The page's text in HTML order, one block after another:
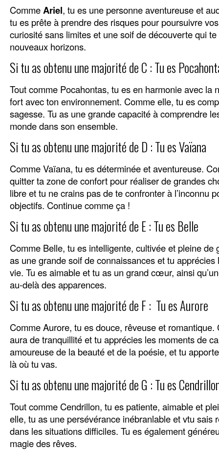
CommeAriel, tu es une personne aventureuse et
tu es prête à prendre des risques pour poursuivre
curiosité sans limites et une soif de découverte qui
nouveaux horizons.
Si tu as obtenu une majorité de C : Tu es
Tout comme Pocahontas, tu es en harmonie avec la
fort avec ton environnement. Comme elle, tu es
sagesse. Tu as une grande capacité à comprendre
monde dans son ensemble.
Si tu as obtenu une majorité de D : Tu es Vaïana
Comme Vaïana, tu es déterminée et aventureuse.
quitter ta zone de confort pour réaliser de grandes
libre et tu ne crains pas de te confronter à l’inconnu
objectifs. Continue comme ça !
Si tu as obtenu une majorité de E : Tu es Belle
Comme Belle, tu es intelligente, cultivée et pleine de
as une grande soif de connaissances et tu
vie. Tu es aimable et tu as un grand cœur, ainsi
au-delà des apparences.
Si tu as obtenu une majorité de F : Tu es Aurore
Comme Aurore, tu es douce, rêveuse et
aura de tranquillité et tu apprécies les moments de
amoureuse de la beauté et de la poésie, et tu
là où tu vas.
Si tu as obtenu une majorité de G : Tu es
Tout comme Cendrillon, tu es patiente, aimable et
elle, tu as une persévérance inébranlable et vtu sais
dans les situations difficiles. Tu es également
magie des rêves.